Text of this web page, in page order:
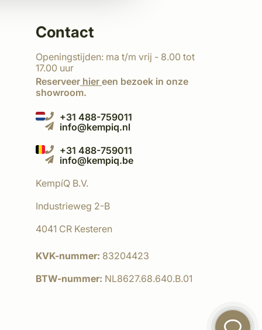
Contact
Openingstijden: ma t/m vrij - 8.00 tot
17.00 uur
Reserveer hier een bezoek in onze
showroom.
+31 488-759011
info@kempiq.nl
+31 488-759011
info@kempiq.be
KempíQ B.V.
Industrieweg 2-B
4041 CR Kesteren
KVK-nummer: 83204423
BTW-nummer: NL8627.68.640.B.01